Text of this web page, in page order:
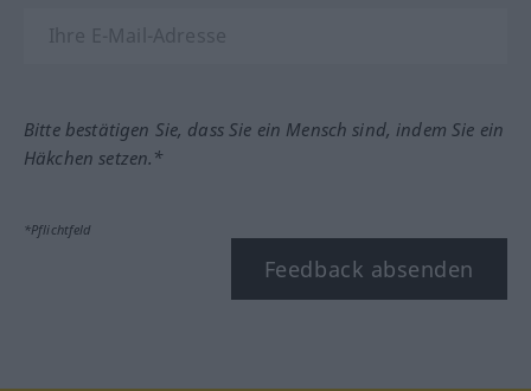
Bitte bestätigen Sie, dass Sie ein Mensch sind, indem Sie ein
Häkchen setzen.*
*Pflichtfeld
Feedback absenden